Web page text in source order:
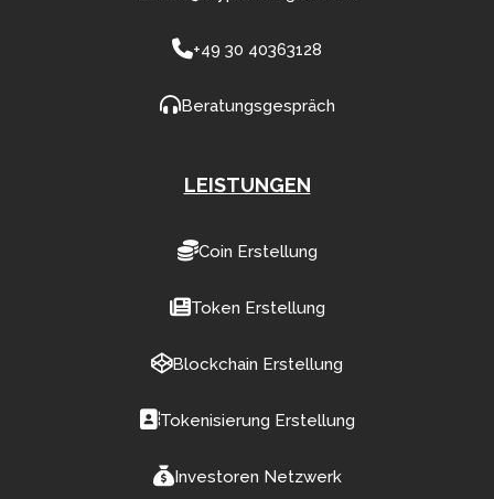
+49 30 40363128
Beratungsgespräch
LEISTUNGEN
Coin Erstellung
Token Erstellung
Blockchain Erstellung
Tokenisierung Erstellung
Investoren Netzwerk